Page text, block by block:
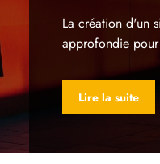
La création d'un
approfondie
Lire la suite